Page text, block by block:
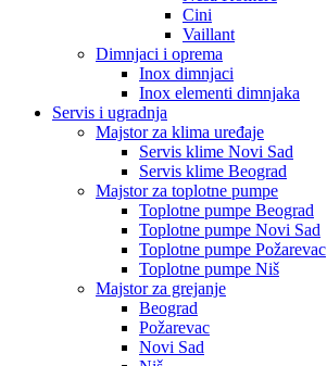
Cini
Vaillant
Dimnjaci i oprema
Inox dimnjaci
Inox elementi dimnjaka
Servis i ugradnja
Majstor za klima uređaje
Servis klime Novi Sad
Servis klime Beograd
Majstor za toplotne pumpe
Toplotne pumpe Beograd
Toplotne pumpe Novi Sad
Toplotne pumpe Požarevac
Toplotne pumpe Niš
Majstor za grejanje
Beograd
Požarevac
Novi Sad